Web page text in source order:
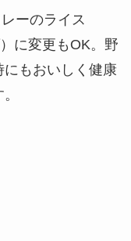
ーのライス
に変更もOK。野
もおいしく健康